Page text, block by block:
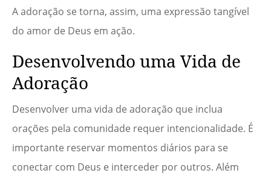
A adoração se torna, assim, uma expressão tangível
do amor de Deus em ação.
Desenvolvendo uma Vida de
Adoração
Desenvolver uma vida de adoração que inclua
orações pela comunidade requer intencionalidade. É
importante reservar momentos diários para se
conectar com Deus e interceder por outros. Além